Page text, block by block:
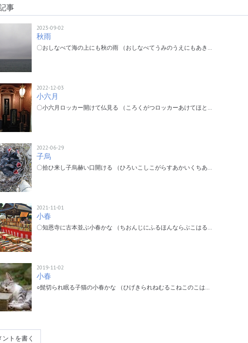
事
2023-09-02
秋雨
〇おしなべて海の上にも秋の雨 （おしなべてうみのうえにもあき…
2022-12-03
小六月
〇小六月ロッカー開けて仏見る （ころくがつロッカーあけてほと…
2022-06-29
子烏
〇拾ひ来し子烏赫い口開ける （ひろいこしこがらすあかいくちあ…
2021-11-01
小春
〇知恩寺に古本並ぶ小春かな （ちおんじにふるほんならぶこはる…
2019-11-02
小春
○髭切られ眠る子猫の小春かな （ひげきられねむるこねこのこは…
ントを書く